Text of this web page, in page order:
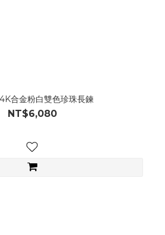
合金粉白雙色珍珠長鍊
NT$6,080